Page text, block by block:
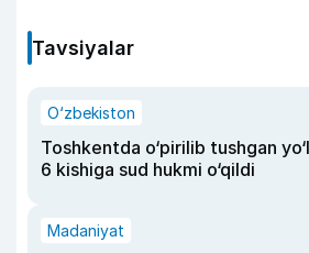
Tavsiyalar
O‘zbekiston
Toshkentda o‘pirilib tushgan
6 kishiga sud hukmi o‘qildi
Madaniyat